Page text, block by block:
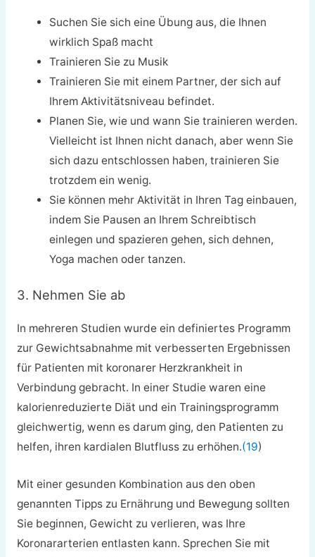
Suchen Sie sich eine Übung aus, die Ihnen
wirklich Spaß macht
Trainieren Sie zu Musik
Trainieren Sie mit einem Partner, der sich auf
Ihrem Aktivitätsniveau befindet.
Planen Sie, wie und wann Sie trainieren werden.
Vielleicht ist Ihnen nicht danach, aber wenn Sie
sich dazu entschlossen haben, trainieren Sie
trotzdem ein wenig.
Sie können mehr Aktivität in Ihren Tag einbauen,
indem Sie Pausen an Ihrem Schreibtisch
einlegen und spazieren gehen, sich dehnen,
Yoga machen oder tanzen.
3. Nehmen Sie ab
In mehreren Studien wurde ein definiertes Programm
zur Gewichtsabnahme mit verbesserten Ergebnissen
für Patienten mit koronarer Herzkrankheit in
Verbindung gebracht. In einer Studie waren eine
kalorienreduzierte Diät und ein Trainingsprogramm
gleichwertig, wenn es darum ging, den Patienten zu
helfen, ihren kardialen Blutfluss zu erhöhen.(19)
Mit einer gesunden Kombination aus den oben
genannten Tipps zu Ernährung und Bewegung sollten
Sie beginnen, Gewicht zu verlieren, was Ihre
Koronararterien entlasten kann. Sprechen Sie mit